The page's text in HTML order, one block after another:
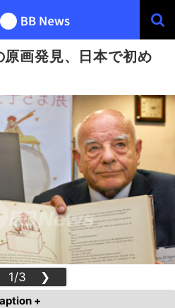
原画発見、日本で初め
1/3 ❯
+